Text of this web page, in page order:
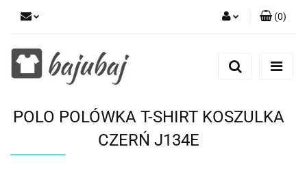
Zarejestruj się
Zgody cookies
(0)
POLO POLÓWKA T-SHIRT KOSZULKA
CZERŃ J134E